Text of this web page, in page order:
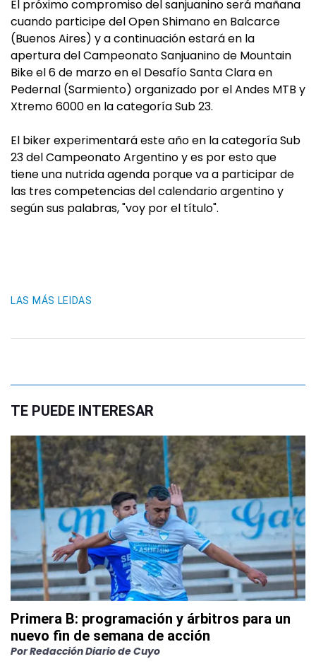
El próximo compromiso del sanjuanino será mañana
cuando participe del Open Shimano en Balcarce
(Buenos Aires) y a continuación estará en la
apertura del Campeonato Sanjuanino de Mountain
Bike el 6 de marzo en el Desafío Santa Clara en
Pedernal (Sarmiento) organizado por el Andes MTB y
Xtremo 6000 en la categoría Sub 23.
El biker experimentará este año en la categoría Sub
23 del Campeonato Argentino y es por esto que
tiene una nutrida agenda porque va a participar de
las tres competencias del calendario argentino y
según sus palabras, "voy por el título".
LAS MÁS LEIDAS
TE PUEDE INTERESAR
Primera B: programación y árbitros para un
nuevo fin de semana de acción
PorRedacción Diario de Cuyo